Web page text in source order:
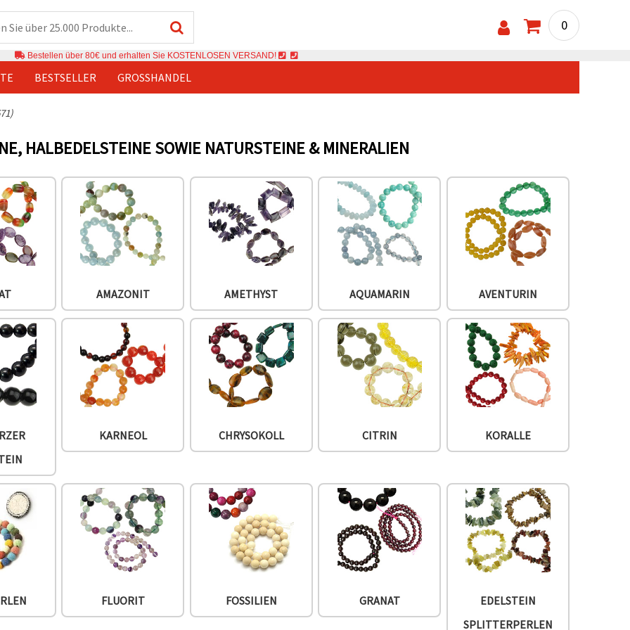
0
Bestellen über 80€ und erhalten Sie KOSTENLOSEN VERSAND!
BESTSELLER GROSSHANDEL
HALBEDELSTEINE SOWIE NATURSTEINE & MINERALIEN
AMAZONIT AMETHYST AQUAMARIN AVENTURIN
KARNEOL CHRYSOKOLL CITRIN KORALLE
FLUORIT FOSSILIEN GRANAT
EDELSTEIN
SPLITTERPERLEN